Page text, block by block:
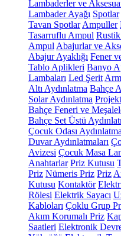
Lambaderler ve
Lambader Ayağı Spotlar
Tavan Spotlar Ampuller
Tasarruflu Ampul
Ampul Abajurlar ve
Abajur Ayaklığı Fener
Tablo Aplikleri Banyo
Lambaları Led Şerit
Altı Aydınlatma Bahçe
Solar Aydınlatma
Bahçe Feneri ve
Bahçe Set Üstü
Çocuk Odası Aydınlatma
Duvar Aydınlatmaları
Avizesi Çocuk Masa
Anahtarlar Priz Kutusu
Priz Nümeris Priz Priz
Kutusu Kontaktör
Rölesi Elektrik Sayacı
Kabloları Çoklu Grup
Akım Korumalı Priz
Saatleri Elektronik